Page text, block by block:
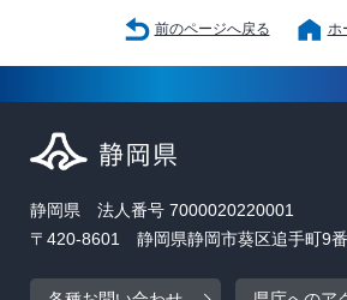
前のページへ戻る ホ
静岡県 法人番号 7000020220001
〒420-8601 静岡県静岡市葵区追手町9